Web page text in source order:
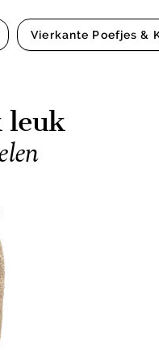
Vierkante Poefjes &
leuk